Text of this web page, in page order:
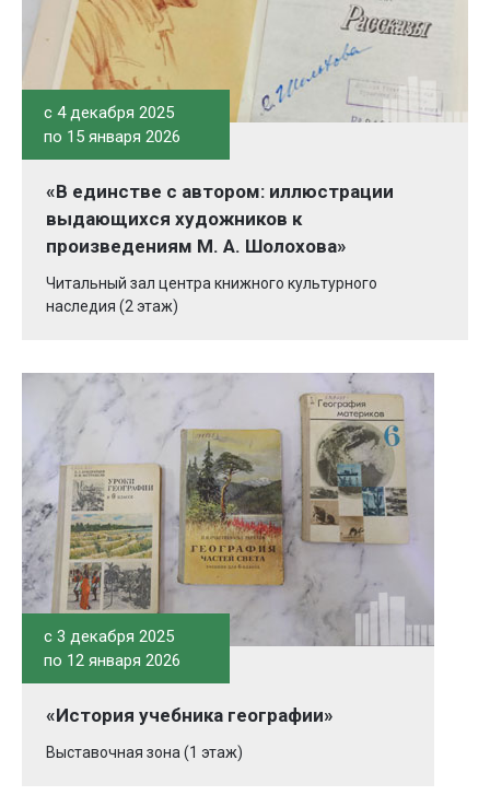
c 4 декабря 2025
по 15 января 2026
«В единстве с автором: иллюстрации
выдающихся художников к
произведениям М. А. Шолохова»
Читальный зал центра книжного культурного
наследия (2 этаж)
c 3 декабря 2025
по 12 января 2026
«История учебника географии»
Выставочная зона (1 этаж)